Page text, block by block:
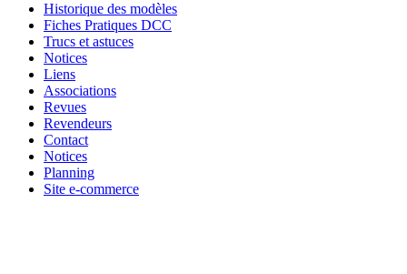
Historique des modèles
Fiches Pratiques DCC
Trucs et astuces
Notices
Liens
Associations
Revues
Revendeurs
Contact
Notices
Planning
Site e-commerce